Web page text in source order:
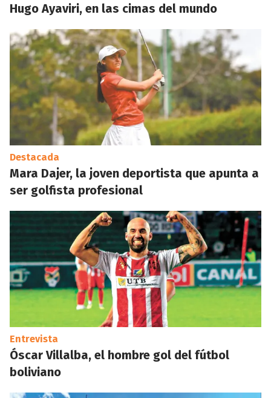
Hugo Ayaviri, en las cimas del mundo
Destacada
Mara Dajer, la joven deportista que apunta a
ser golfista profesional
Entrevista
Óscar Villalba, el hombre gol del fútbol
boliviano